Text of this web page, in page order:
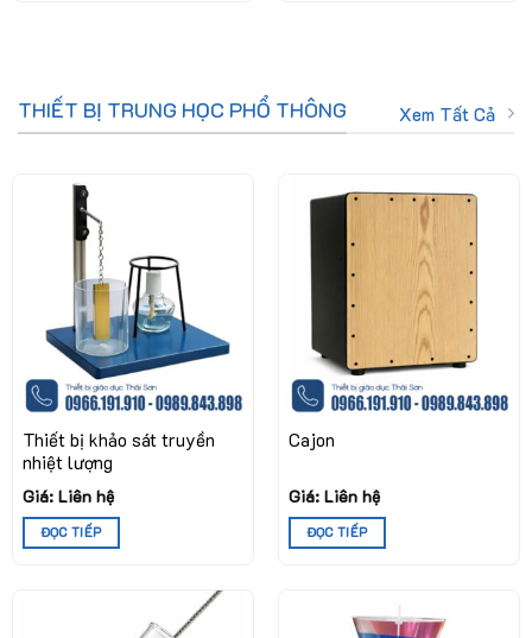
THIẾT BỊ TRUNG HỌC PHỔ THÔNG Xem Tất Cả
Thiết bị khảo sát truyền
nhiệt lượng
Giá: Liên hệ
ĐỌC TIẾP
Cajon
Giá: Liên hệ
ĐỌC TIẾP